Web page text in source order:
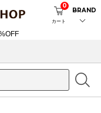
カート
0
BRAND